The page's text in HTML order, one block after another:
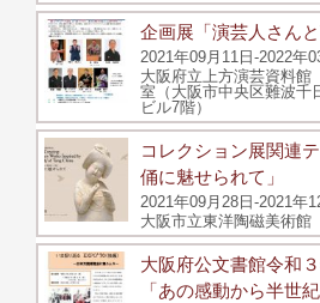
企画展「演芸人さん
2021年09月11日-2022年
大阪府立上方演芸資料館
室（大阪市中央区難波千
ビル7階）
コレクション展関連
俑に魅せられて」
2021年09月28日-2021年
大阪市立東洋陶磁美術館
大阪府公文書館令和
「あの感動から半世